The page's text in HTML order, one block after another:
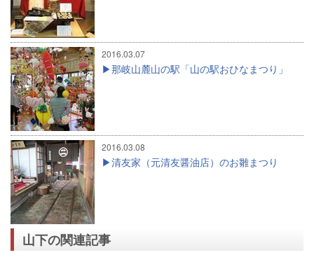
2016.03.07
那岐山麓山の駅「山の駅おひなまつり」
2016.03.08
清友家（元清友醤油店）のお雛まつり
山下の関連記事